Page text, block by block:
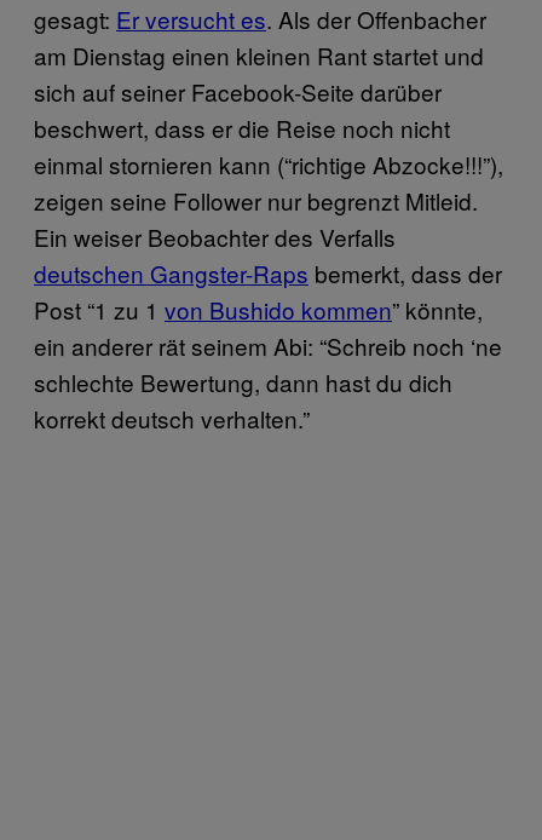
gesagt: Er versucht es. Als der Offenbacher
am Dienstag einen kleinen Rant startet und
sich auf seiner Facebook-Seite darüber
beschwert, dass er die Reise noch nicht
einmal stornieren kann (“richtige Abzocke!!!”),
zeigen seine Follower nur begrenzt Mitleid.
Ein weiser Beobachter des Verfalls
deutschen Gangster-Raps bemerkt, dass der
Post “1 zu 1 von Bushido kommen” könnte,
ein anderer rät seinem Abi: “Schreib noch ‘ne
schlechte Bewertung, dann hast du dich
korrekt deutsch verhalten.”